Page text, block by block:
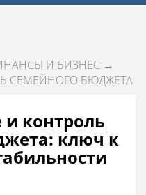
И БИЗНЕС →
СЕМЕЙНОГО БЮДЖЕТА
контроль
ключ к